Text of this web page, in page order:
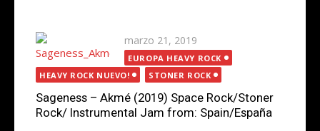
Publicada
el
marzo 21, 2019
EUROPA HEAVY ROCK
HEAVY ROCK NUEVO!
STONER ROCK
Sageness – Akmé (2019) Space Rock/Stoner
Rock/ Instrumental Jam from: Spain/España